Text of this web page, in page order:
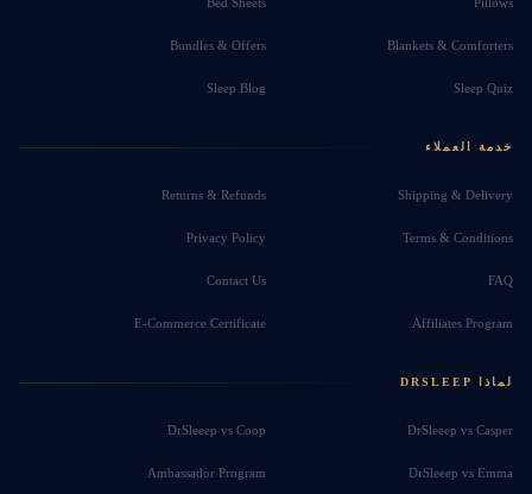
Blankets & Comforters
Bundles & Offers
Sleep Quiz
Sleep Blog
خدمة العملاء
Shipping & Delivery
Returns & Refunds
Terms & Conditions
Privacy Policy
FAQ
Contact Us
Affiliates Program
E-Commerce Certificate
لماذا DRSLEEP
DrSleeep vs Casper
DrSleeep vs Coop
DrSleeep vs Emma
Ambassador Program